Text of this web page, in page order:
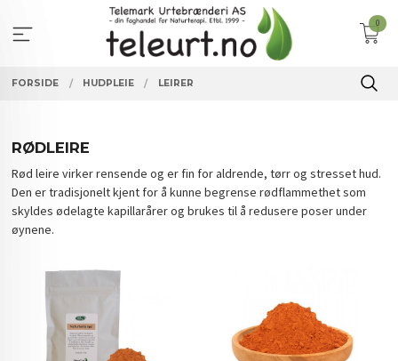
innholdet
0
FORSIDE HUDPLEIE LEIRER
RØDLEIRE
Rød leire virker rensende og er fin for aldrende, tørr og stresset hud.
Den er tradisjonelt kjent for å kunne begrense rødflammethet som
skyldes ødelagte kapillarårer og brukes til å redusere poser under
øynene.